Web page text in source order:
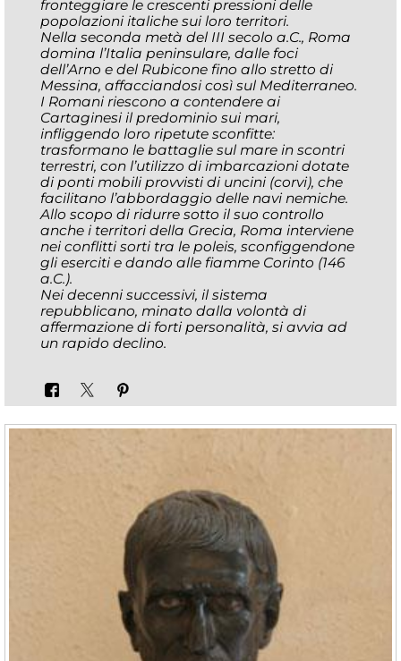
fronteggiare le crescenti pressioni delle
popolazioni italiche sui loro territori.
Nella seconda metà del III secolo a.C., Roma
domina l’Italia peninsulare, dalle foci
dell’Arno e del Rubicone fino allo stretto di
Messina, affacciandosi così sul Mediterraneo.
I Romani riescono a contendere ai
Cartaginesi il predominio sui mari,
infliggendo loro ripetute sconfitte:
trasformano le battaglie sul mare in scontri
terrestri, con l’utilizzo di imbarcazioni dotate
di ponti mobili provvisti di uncini (corvi), che
facilitano l’abbordaggio delle navi nemiche.
Allo scopo di ridurre sotto il suo controllo
anche i territori della Grecia, Roma interviene
nei conflitti sorti tra le poleis, sconfiggendone
gli eserciti e dando alle fiamme Corinto (146
a.C.).
Nei decenni successivi, il sistema
repubblicano, minato dalla volontà di
affermazione di forti personalità, si avvia ad
un rapido declino.